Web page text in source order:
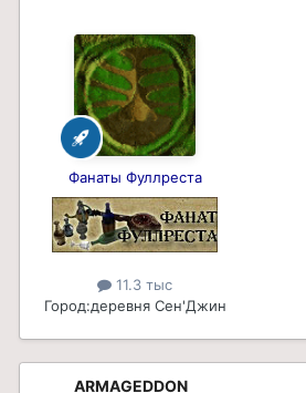
Фанаты Фуллреста
11.3 тыс
Город:деревня Сен'Джин
ARMAGEDDON